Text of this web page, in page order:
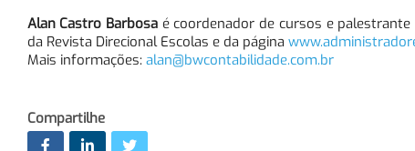
Alan Castro Barbosaé coordenador de cursos e palestrante
da Revista Direcional Escolas e da página
Mais informações: alan@bwcontabilidade.com.br
Compartilhe